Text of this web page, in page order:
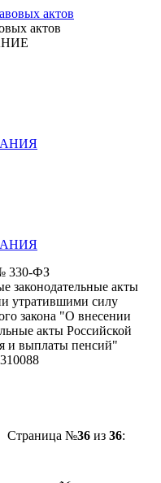
актов
330-ФЗ
законодательные акты
утратившими силу
закона "О внесении
акты Российской
и выплаты пенсий"
Страница №36из 36: